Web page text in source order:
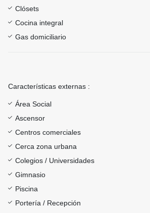
Clósets
Cocina integral
Gas domiciliario
Características externas :
Área Social
Ascensor
Centros comerciales
Cerca zona urbana
Colegios / Universidades
Gimnasio
Piscina
Portería / Recepción